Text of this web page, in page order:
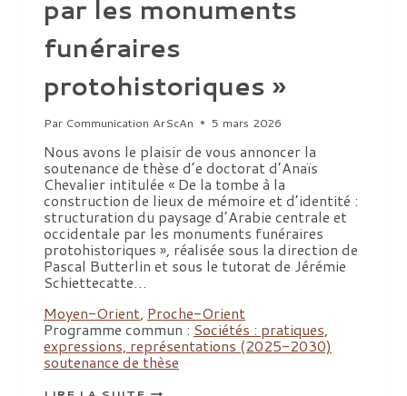
par les monuments
funéraires
protohistoriques »
Par Communication ArScAn 5 mars 2026
Nous avons le plaisir de vous annoncer la
soutenance de thèse d’e doctorat d’Anaïs
Chevalier intitulée « De la tombe à la
construction de lieux de mémoire et d’identité :
structuration du paysage d’Arabie centrale et
occidentale par les monuments funéraires
protohistoriques », réalisée sous la direction de
Pascal Butterlin et sous le tutorat de Jérémie
Schiettecatte…
Moyen-Orient, Proche-Orient
Programme commun : Sociétés : pratiques,
expressions, représentations (2025-2030)
soutenance de thèse
SOUTENANCE